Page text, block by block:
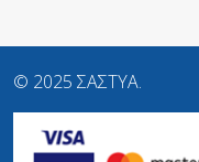
© 2025 ΣΑΣΤΥΑ.